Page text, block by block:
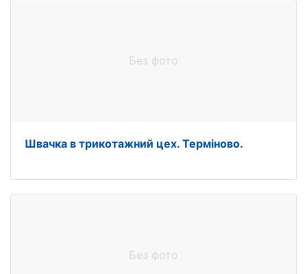
Без фото
Швачка в трикотажний цех. Терміново.
Без фото